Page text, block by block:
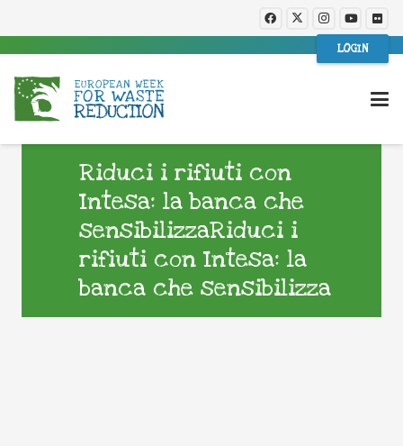
LOGIN
Riduci i rifiuti con
Intesa: la banca che
sensibilizzaRiduci i
rifiuti con Intesa: la
banca che sensibilizza